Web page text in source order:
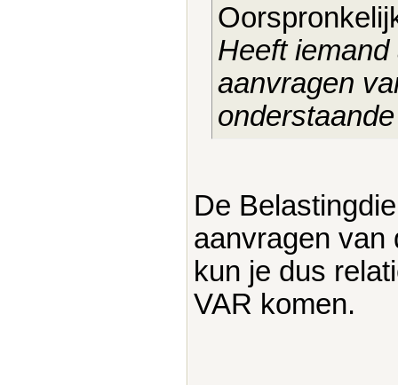
Heeft
aanvragen
De
aanvragen van
kun je dus
VAR komen.